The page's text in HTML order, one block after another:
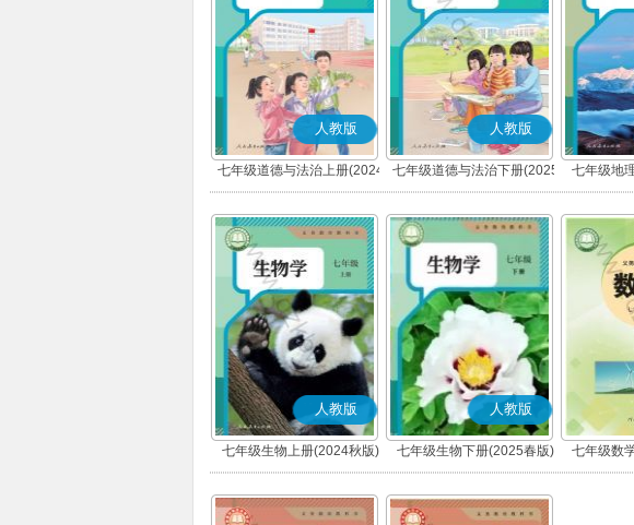
人教版
七年级道德与法治上册(2024
秋版)(部编版)
人教版
七年级道德与法治下册(2025
春版)(部编版)
七年级地
人教版
七年级生物上册(2024秋版)
人教版
七年级生物下册(2025春版) 七年级数